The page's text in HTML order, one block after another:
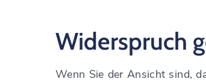
Widerspruch
Wenn Sie der Ansicht sind,